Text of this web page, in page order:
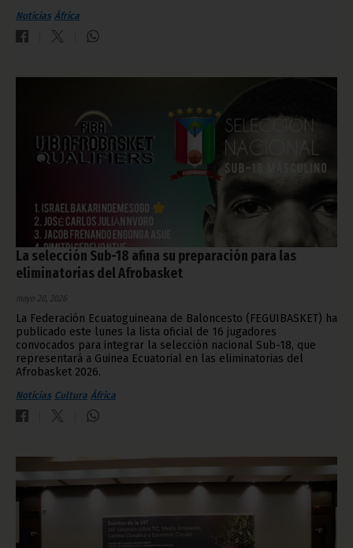
Noticias África
La selección Sub-18 afina su preparación para las
eliminatorias del Afrobasket
mayo 20, 2026
La Federación Ecuatoguineana de Baloncesto (FEGUIBASKET) ha
publicado este lunes la lista oficial de 16 jugadores
convocados para integrar la selección nacional Sub-18, que
representará a Guinea Ecuatorial en las eliminatorias del
Afrobasket 2026.
Noticias Cultura África